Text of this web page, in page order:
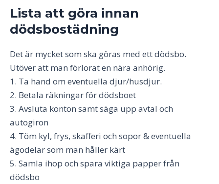
Lista att göra innan
dödsbostädning
Det är mycket som ska göras med ett dödsbo.
Utöver att man förlorat en nära anhörig.
1. Ta hand om eventuella djur/husdjur.
2. Betala räkningar för dödsboet
3. Avsluta konton samt säga upp avtal och
autogiron
4. Töm kyl, frys, skafferi och sopor & eventuella
ägodelar som man håller kärt
5. Samla ihop och spara viktiga papper från
dödsbo